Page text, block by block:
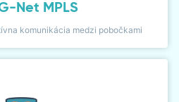
Net MPLS
komunikácia medzi pobočkami